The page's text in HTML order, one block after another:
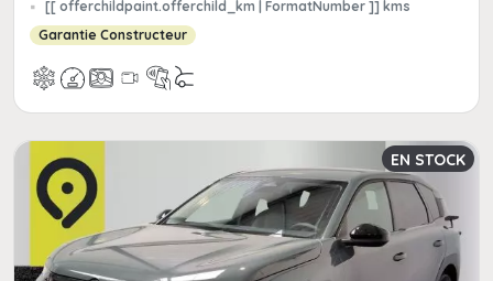
[[ offerchildpaint.offerchild_km | FormatNumber ]] kms
Garantie Constructeur
EN STOCK